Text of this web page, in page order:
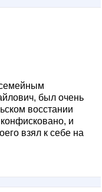
был очень
восстании
и
взял к себе на